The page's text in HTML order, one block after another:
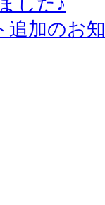
追加のお